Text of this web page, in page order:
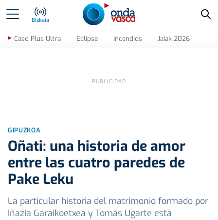
Bizkaia
Caso Plus Ultra Eclipse Incendios Jaiak 2026
GIPUZKOA
Oñati: una historia de amor
entre las cuatro paredes de
Pake Leku
La particular historia del matrimonio formado por
Iñazia Garaikoetxea y Tomás Ugarte está